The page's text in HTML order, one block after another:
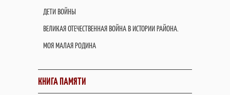
ДЕТИ ВОЙНЫ
ВЕЛИКАЯ ОТЕЧЕСТВЕННАЯ ВОЙНА В ИСТОРИИ РАЙОНА.
МОЯ МАЛАЯ РОДИНА
КНИГА ПАМЯТИ